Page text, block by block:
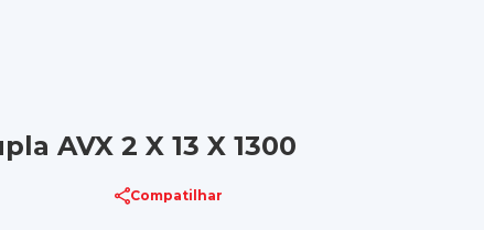
AVX 2 X 13 X 1300
Compatilhar